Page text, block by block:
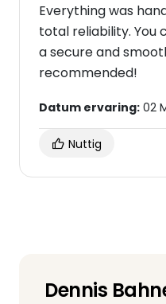
Everything was
total reliability. You
a secure and
recommended!
Datum ervaring: 02
Nuttig
Dennis